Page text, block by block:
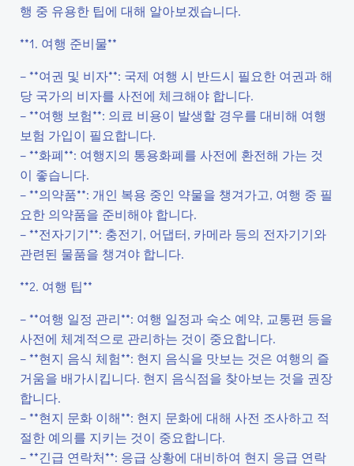
행 중 유용한 팁에 대해 알아보겠습니다.
**1. 여행 준비물**
– **여권 및 비자**: 국제 여행 시 반드시 필요한 여권과 해
당 국가의 비자를 사전에 체크해야 합니다.
– **여행 보험**: 의료 비용이 발생할 경우를 대비해 여행
보험 가입이 필요합니다.
– **화폐**: 여행지의 통용화폐를 사전에 환전해 가는 것
이 좋습니다.
– **의약품**: 개인 복용 중인 약물을 챙겨가고, 여행 중 필
요한 의약품을 준비해야 합니다.
– **전자기기**: 충전기, 어댑터, 카메라 등의 전자기기와
관련된 물품을 챙겨야 합니다.
**2. 여행 팁**
– **여행 일정 관리**: 여행 일정과 숙소 예약, 교통편 등을
사전에 체계적으로 관리하는 것이 중요합니다.
– **현지 음식 체험**: 현지 음식을 맛보는 것은 여행의 즐
거움을 배가시킵니다. 현지 음식점을 찾아보는 것을 권장
합니다.
– **현지 문화 이해**: 현지 문화에 대해 사전 조사하고 적
절한 예의를 지키는 것이 중요합니다.
– **긴급 연락처**: 응급 상황에 대비하여 현지 응급 연락